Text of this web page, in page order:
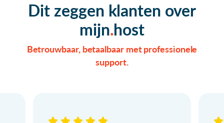
Dit zeggen klanten over
mijn host
Betrouwbaar, betaalbaar met professionele
support.